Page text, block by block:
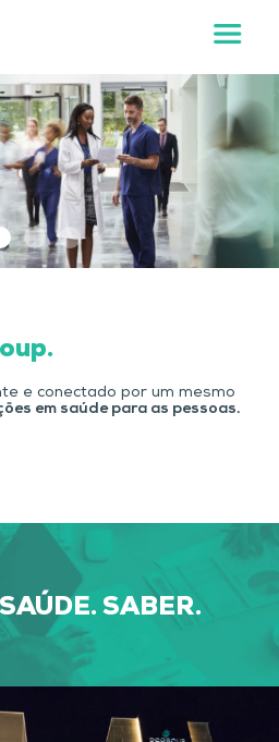
e conectado por um mesmo
em saúde para as pessoas.
SABER.